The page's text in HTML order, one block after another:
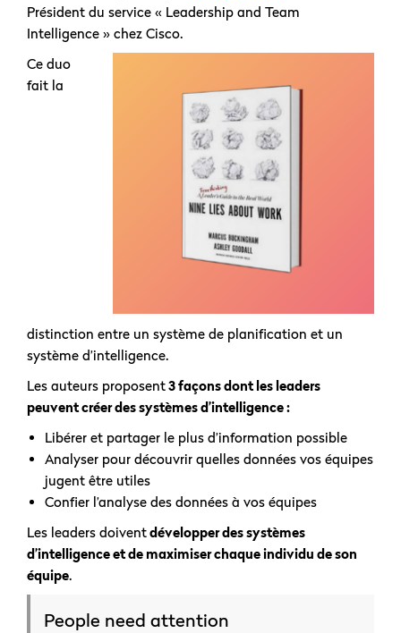
Président du service « Leadership and Team
Intelligence » chez Cisco.
Ce duo
fait la
distinction entre un système de planification et un
système d’intelligence.
Les auteurs proposent3 façons dont les leaders
peuvent créer des systèmes d’intelligence :
Libérer et partager le plus d’information possible
Analyser pour découvrir quelles données vos équipes
jugent être utiles
Confier l’analyse des données à vos équipes
Les leaders doiventdévelopper des systèmes
d’intelligence et de maximiser chaque individu de son
équipe.
People need attention